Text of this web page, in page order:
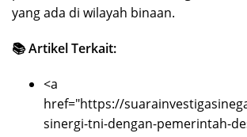
yang ada di wilayah binaan.
📚 Artikel Terkait:
<a
href="https://
sinergi-tni-dengan-pemerintah-